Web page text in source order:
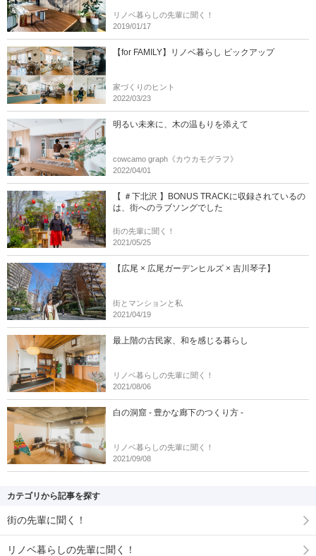
リノベ暮らしの先輩に聞く！
2019/01/17
【for FAMILY】リノベ暮らし ピックアップ
家づくりのヒント
2022/03/23
明るい未来に、木の温もりを添えて
cowcamo graph《カウカモグラフ》
2022/04/01
【 ＃下北沢 】BONUS TRACKに収録されているの
は、街へのラブソングでした
街の先輩に聞く！
2021/05/25
【広尾 × 広尾ガーデンヒルズ × 吉川琴子】
街とマンションと私
2021/04/19
最上階の古民家、和を感じる暮らし
リノベ暮らしの先輩に聞く！
2021/08/06
白の洞窟 - 豊かな廊下のつくり方 -
リノベ暮らしの先輩に聞く！
2021/09/08
カテゴリから記事を探す
街の先輩に聞く！
リノベ暮らしの先輩に聞く！